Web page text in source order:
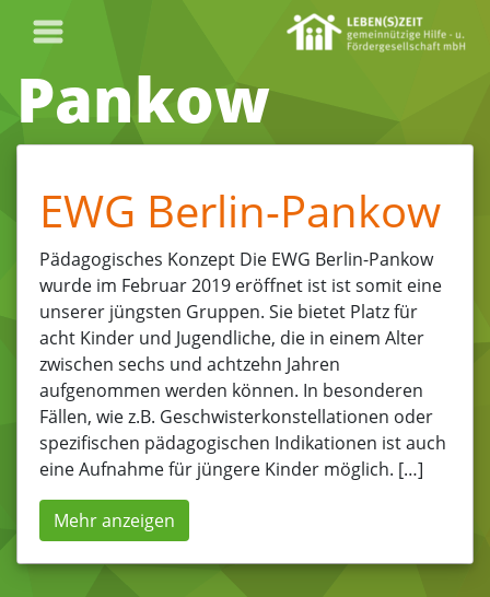
Pankow
EWG Berlin-Pankow
Pädagogisches Konzept Die EWG Berlin-Pankow
wurde im Februar 2019 eröffnet ist ist somit eine
unserer jüngsten Gruppen. Sie bietet Platz für
acht Kinder und Jugendliche, die in einem Alter
zwischen sechs und achtzehn Jahren
aufgenommen werden können. In besonderen
Fällen, wie z.B. Geschwisterkonstellationen oder
spezifischen pädagogischen Indikationen ist auch
eine Aufnahme für jüngere Kinder möglich. […]
Mehr anzeigen